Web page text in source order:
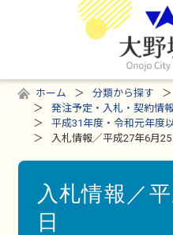
ホーム 分類から探す
発注予定・入札・契約情
平成31年度・令和元年度
入札情報／平成27年6月25
入札情報／
日